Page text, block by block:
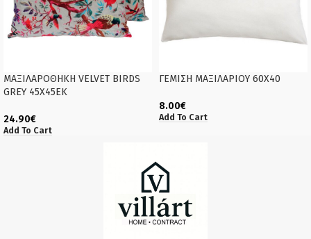
MAΞΙΛΑΡΟΘΗΚΗ VELVET BIRDS
GREY 45Χ45ΕΚ
24.90€
Add To Cart
ΓΕΜΙΣΗ ΜΑΞΙΛΑΡΙΟΥ 60Χ40
8.00€
Add To Cart